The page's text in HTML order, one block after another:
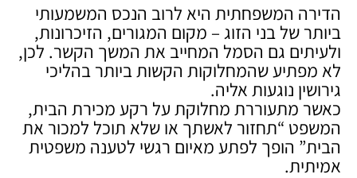
הדירה המשפחתית היא לרוב הנכס המשמעותי
ביותר של בני הזוג – מקום המגורים, הזיכרונות,
ולעיתים גם הסמל המחייב את המשך הקשר. לכן,
לא מפתיע שהמחלוקות הקשות ביותר בהליכי
גירושין נוגעות אליה.
כאשר מתעוררת מחלוקת על רקע מכירת הבית,
המשפט “תחזור לאשתך או שלא תוכל למכור את
הבית” הופך לפתע מאיום רגשי לטענה משפטית
אמיתית.